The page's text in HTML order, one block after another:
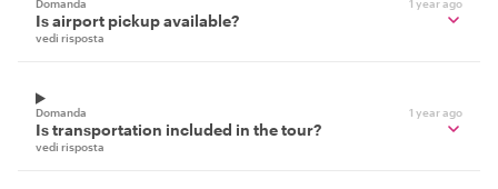
Domanda 1 year ago
Is airport pickup available?
vedi risposta
Domanda 1 year ago
Is transportation included in the tour?
vedi risposta